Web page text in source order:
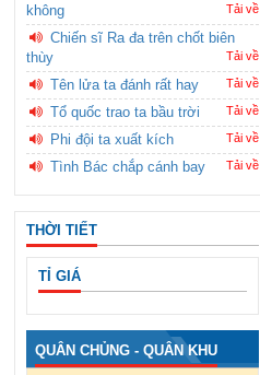
không
Tải về
Chiến sĩ Ra đa trên chốt biên
thùy
Tải về
Tên lửa ta đánh rất hay Tải về
Tổ quốc trao ta bầu trời Tải về
Phi đội ta xuất kích Tải về
Tình Bác chắp cánh bay Tải về
THỜI TIẾT
TỈ GIÁ
QUÂN CHỦNG - QUÂN KHU